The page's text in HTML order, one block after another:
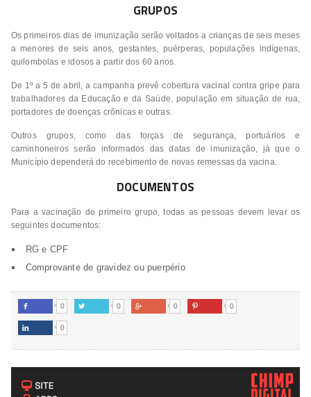
GRUPOS
Os primeiros dias de imunização serão voltados a crianças de seis meses
a menores de seis anos, gestantes, puérperas, populações indígenas,
quilombolas e idosos a partir dos 60 anos.
De 1º a 5 de abril, a campanha prevê cobertura vacinal contra gripe para
trabalhadores da Educação e da Saúde, população em situação de rua,
portadores de doenças crônicas e outras.
Outros grupos, como das forças de segurança, portuários e
caminhoneiros serão informados das datas de imunização, já que o
Município dependerá do recebimento de novas remessas da vacina.
DOCUMENTOS
Para a vacinação do primeiro grupo, todas as pessoas devem levar os
seguintes documentos:
RG e CPF
Comprovante de gravidez ou puerpério
 0  0  0  0
 0